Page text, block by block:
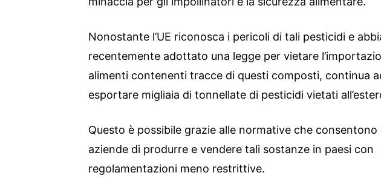
Nonostante l’UE riconosca i pericoli di tali pesticidi e
recentemente adottato una legge per vietare
alimenti contenenti tracce di questi composti, continua
esportare migliaia di tonnellate di pesticidi vietati
Questo è possibile grazie alle normative che consentono
aziende di produrre e vendere tali sostanze in paesi con
regolamentazioni meno restrittive.